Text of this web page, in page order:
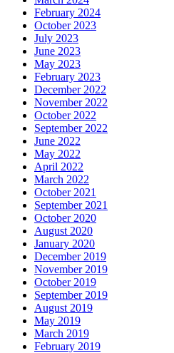
February 2024
October 2023
July 2023
June 2023
May 2023
February 2023
December 2022
November 2022
October 2022
September 2022
June 2022
May 2022
April 2022
March 2022
October 2021
September 2021
October 2020
August 2020
January 2020
December 2019
November 2019
October 2019
September 2019
August 2019
May 2019
March 2019
February 2019